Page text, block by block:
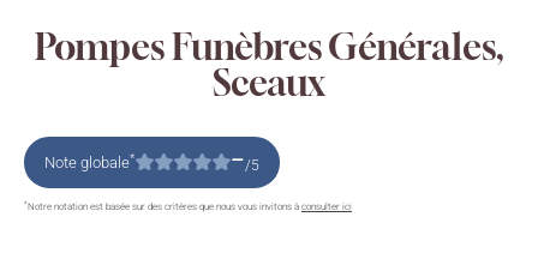
Pompes Funèbres Générales,
Sceaux
Note globale* –/5
*Notre notation est basée sur des critères que nous vous invitons à consulter ici